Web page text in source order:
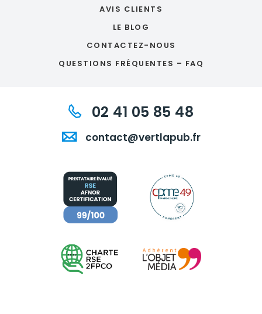
AVIS CLIENTS
LE BLOG
CONTACTEZ-NOUS
QUESTIONS FRÉQUENTES – FAQ
02 41 05 85 48
contact@vertlapub.fr